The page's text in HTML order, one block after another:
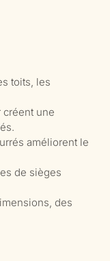
toits, les
créent une
améliorent le
de sièges
des